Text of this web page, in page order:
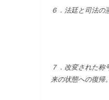
６．法廷と司法の
７．改変された
来の状態への復帰。